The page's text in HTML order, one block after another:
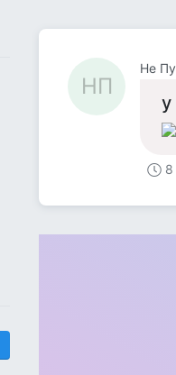
НП
Не
у
8